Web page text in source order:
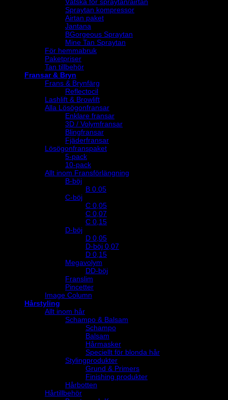
Spraytan kompressor
Airtan paket
Jantana
BGorgeous Spraytan
Mine Tan Spraytan
För hemmabruk
Paketpriser
Tan tillbehör
Fransar & Bryn
Frans & Brynfärg
Reflectocil
Lashlift & Browlift
Alla Lösögonfransar
Enklare fransar
3D / Volymfransar
Blingfransar
Fjäderfransar
Lösögonfranspaket
5-pack
10-pack
Allt inom Fransförlängning
B-böj
B 0.05
C-böj
C 0,05
C 0,07
C 0,15
D-böj
D 0,05
D-böj 0,07
D 0,15
Megavolym
DD-böj
Franslim
Pincetter
Image Column
Hårstyling
Allt inom hår
Schampo & Balsam
Schampo
Balsam
Hårmasker
Speciellt för blonda hår
Stylingprodukter
Grund & Primers
Finishing produkter
Hårbotten
Hårtillbehör